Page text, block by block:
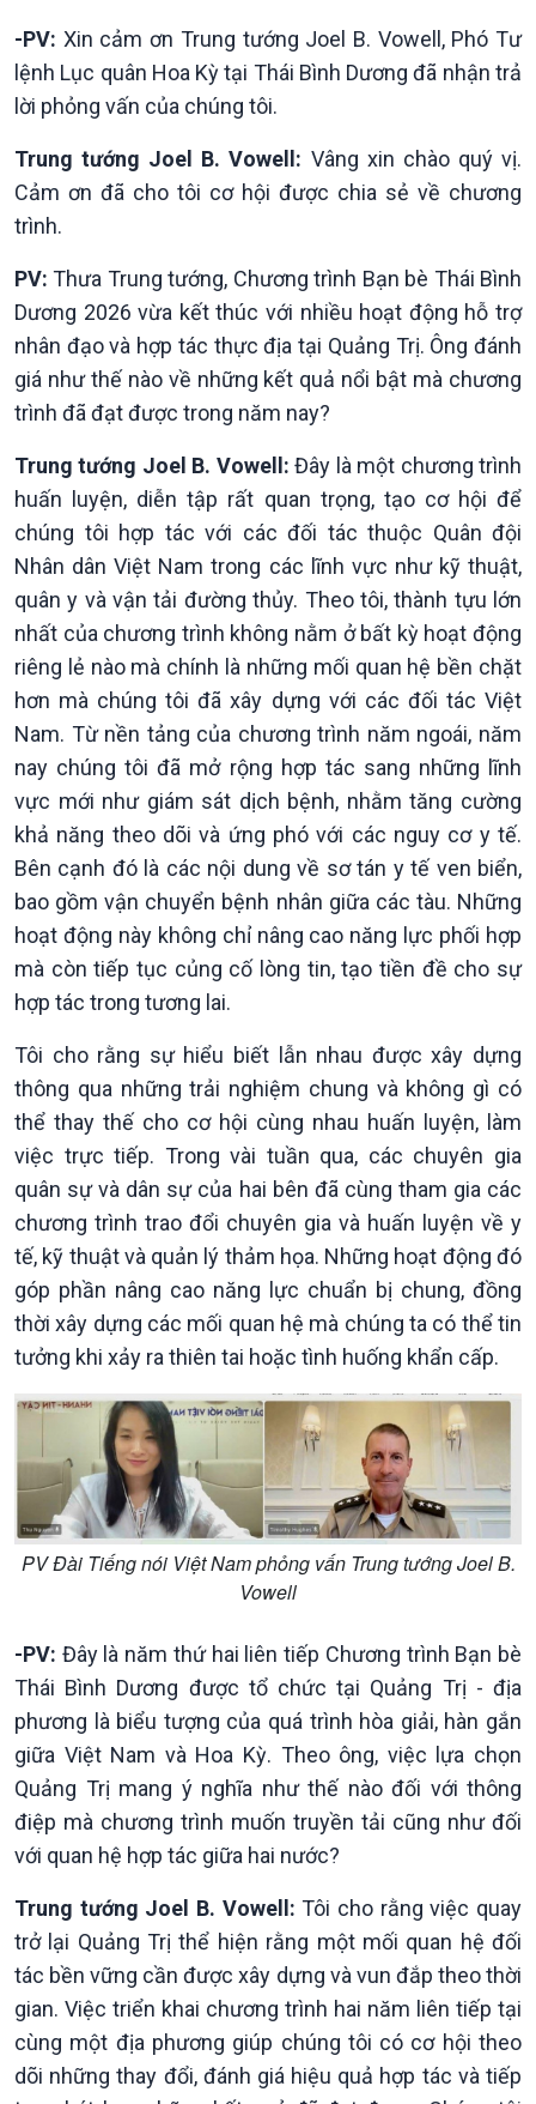
Theo dòng Thời sự
Chính trị
Tin Chính trị
Chính phủ với người dân
Quốc hội với cử tri
Xây dựng đảng
Đảng trong cuộc sống
Nhận diện sự thật
Pháp luật và đời sống
Thế giới
Tin thế giới
Vấn đề quốc tế
Hồ sơ sự kiện quốc tế
Thế giới & Việt Nam
Biên cương - Một dải vững
bền
Kinh tế
Tin Kinh tế
Trước giờ mở cửa
Dòng chảy Kinh tế
Sức sống hàng Việt
Khởi nghiệp
thương mại
Nông nghiệp & Biển đảo
Tin Nông nghiệp & Biển
đảo
Mùa vàng
Biển đảo Việt Nam
Tâm tình biên giới và hải
Tìm hiểu biển, đảo Việt
Nam
-PV: Xin cảm ơn Trung tướng Joel B. Vowell, Phó Tư
lệnh Lục quân Hoa Kỳ tại Thái Bình Dương đã nhận trả
lời phỏng vấn của chúng tôi.
Trung tướng Joel B. Vowell: Vâng xin chào quý vị.
Cảm ơn đã cho tôi cơ hội được chia sẻ về chương
trình.
PV:Thưa Trung tướng, Chương trình Bạn bè Thái Bình
Dương 2026 vừa kết thúc với nhiều hoạt động hỗ trợ
nhân đạo và hợp tác thực địa tại Quảng Trị. Ông đánh
giá như thế nào về những kết quả nổi bật mà chương
trình đã đạt được trong năm nay?
Trung tướng Joel B. Vowell:Đây là một chương trình
huấn luyện, diễn tập rất quan trọng, tạo cơ hội để
chúng tôi hợp tác với các đối tác thuộc Quân đội
Nhân dân Việt Nam trong các lĩnh vực như kỹ thuật,
quân y và vận tải đường thủy. Theo tôi, thành tựu lớn
nhất của chương trình không nằm ở bất kỳ hoạt động
riêng lẻ nào mà chính là những mối quan hệ bền chặt
hơn mà chúng tôi đã xây dựng với các đối tác Việt
Nam. Từ nền tảng của chương trình năm ngoái, năm
nay chúng tôi đã mở rộng hợp tác sang những lĩnh
vực mới như giám sát dịch bệnh, nhằm tăng cường
khả năng theo dõi và ứng phó với các nguy cơ y tế.
Bên cạnh đó là các nội dung về sơ tán y tế ven biển,
bao gồm vận chuyển bệnh nhân giữa các tàu. Những
hoạt động này không chỉ nâng cao năng lực phối hợp
mà còn tiếp tục củng cố lòng tin, tạo tiền đề cho sự
hợp tác trong tương lai.
Tôi cho rằng sự hiểu biết lẫn nhau được xây dựng
thông qua những trải nghiệm chung và không gì có
thể thay thế cho cơ hội cùng nhau huấn luyện, làm
việc trực tiếp. Trong vài tuần qua, các chuyên gia
quân sự và dân sự của hai bên đã cùng tham gia các
chương trình trao đổi chuyên gia và huấn luyện về y
tế, kỹ thuật và quản lý thảm họa. Những hoạt động đó
góp phần nâng cao năng lực chuẩn bị chung, đồng
thời xây dựng các mối quan hệ mà chúng ta có thể tin
tưởng khi xảy ra thiên tai hoặc tình huống khẩn cấp.
PV Đài Tiếng nói Việt Nam phỏng vấn Trung tướng Joel B.
Vowell
-PV: Đây là năm thứ hai liên tiếp Chương trình Bạn bè
Thái Bình Dương được tổ chức tại Quảng Trị - địa
phương là biểu tượng của quá trình hòa giải, hàn gắn
giữa Việt Nam và Hoa Kỳ. Theo ông, việc lựa chọn
Quảng Trị mang ý nghĩa như thế nào đối với thông
điệp mà chương trình muốn truyền tải cũng như đối
với quan hệ hợp tác giữa hai nước?
Trung tướng Joel B. Vowell:Tôi cho rằng việc quay
trở lại Quảng Trị thể hiện rằng một mối quan hệ đối
tác bền vững cần được xây dựng và vun đắp theo thời
gian. Việc triển khai chương trình hai năm liên tiếp tại
cùng một địa phương giúp chúng tôi có cơ hội theo
dõi những thay đổi, đánh giá hiệu quả hợp tác và tiếp